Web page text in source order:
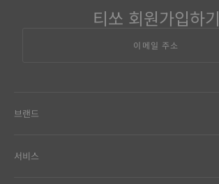
티쏘 회원가입하기
이메일 주소
브랜드
서비스